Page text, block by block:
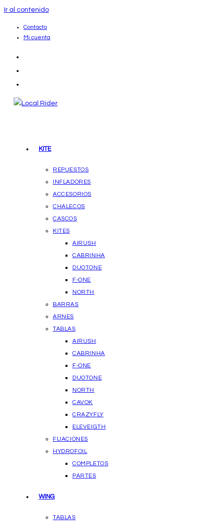
Ir al contenido
Contacto
Mi cuenta
KITE
REPUESTOS
INFLADORES
ACCESORIOS
CHALECOS
CASCOS
KITES
AIRUSH
CABRINHA
DUOTONE
F-ONE
NORTH
BARRAS
ARNES
TABLAS
AIRUSH
CABRINHA
F-ONE
DUOTONE
NORTH
CAVOK
CRAZYFLY
ELEVEIGTH
FIJACIONES
HYDROFOIL
COMPLETOS
PARTES
WING
TABLAS